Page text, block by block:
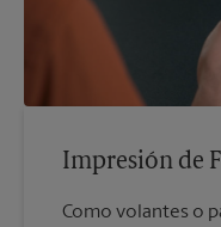
Impresión de
Como volantes o